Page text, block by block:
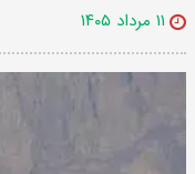
۱۱ مرداد ۱۴۰۵